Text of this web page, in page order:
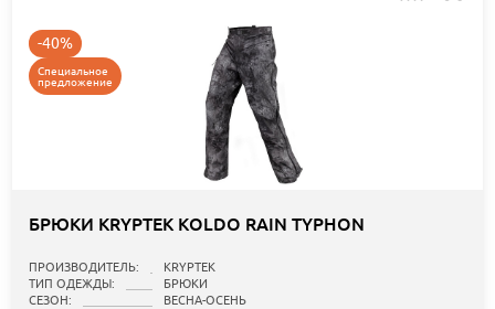
-40%
Специальное
предложение
БРЮКИ KRYPTEK KOLDO RAIN TYPHON
ПРОИЗВОДИТЕЛЬ:
KRYPTEK
ТИП ОДЕЖДЫ:
БРЮКИ
СЕЗОН:
ВЕСНА-ОСЕНЬ